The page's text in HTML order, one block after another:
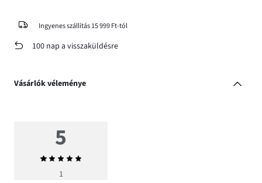
Ingyenes szállítás 15 999 Ft-tól
100 nap a visszaküldésre
Vásárlók véleménye
5
Átlagos
értékelés
1